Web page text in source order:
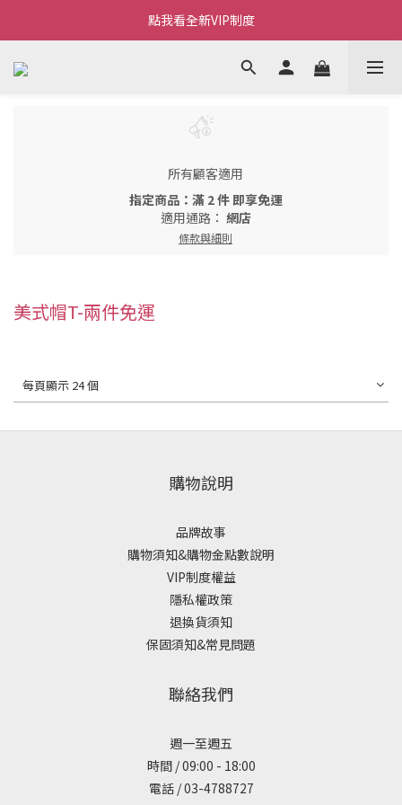
Welcome~私藏生活~
點我看全新VIP制度
全新購物金/點數使用說明
所有顧客適用
指定商品：滿 2 件 即享免運
適用通路： 網店
條款與細則
美式帽T-兩件免運
每頁顯示 24 個
購物說明
品牌故事
購物須知&購物金點數說明
VIP制度權益
隱私權政策
退換貨須知
保固須知&常見問題
聯絡我們
週一至週五
時間 / 09:00 - 18:00
電話 / 03-4788727